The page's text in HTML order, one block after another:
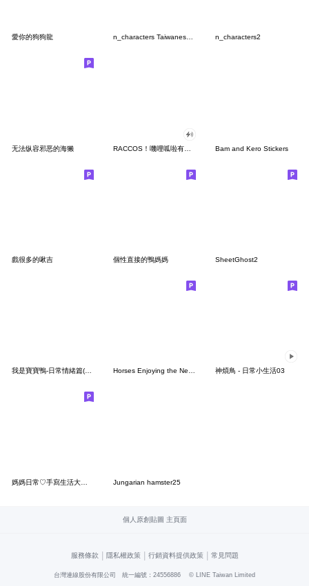
愛你的狗狗龍 n_characters Taiwanese ver. 2 n_characters2
无法纵容邪恶的海獭 Bam and Kero Stickers
戲很多的啾吉 個性直接的鴨媽媽 SheetGhost2
我是寶寶鴨-日常情緒篇(有字版) Horses Enjoying the New Year 神煩鳥 - 日常小生活03
Jungarian hamster25
個人原創貼圖 主頁面
服務條款 | 隱私權政策 | 行銷資料提供政策 | 常見問題
台灣連線股份有限公司 統一編號：24556886 © LINE Taiwan Limited